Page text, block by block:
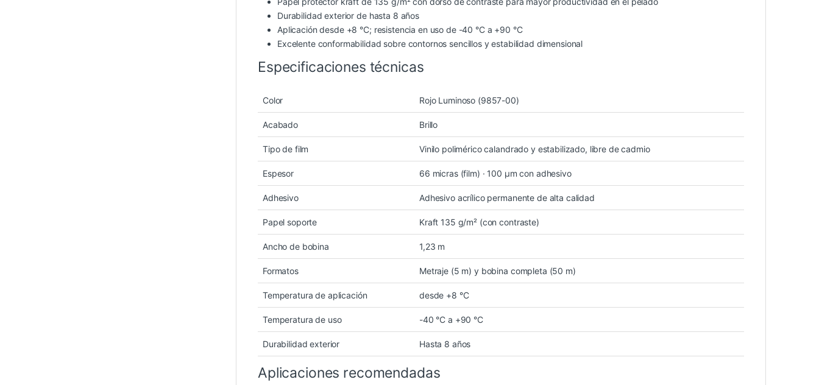
Durabilidad exterior de hasta 8 años
Aplicación desde +8 °C; resistencia en uso de -40 °C a +90 °C
Excelente conformabilidad sobre contornos sencillos y estabilidad dimensional
Especificaciones técnicas
Color Rojo Luminoso (9857-00)
Acabado Brillo
Tipo de film Vinilo polimérico calandrado y estabilizado, libre de cadmio
Espesor 66 micras (film) · 100 µm con adhesivo
Adhesivo Adhesivo acrílico permanente de alta calidad
Papel soporte Kraft 135 g/m² (con contraste)
Ancho de bobina 1,23 m
Formatos Metraje (5 m) y bobina completa (50 m)
Temperatura de aplicación desde +8 °C
Temperatura de uso -40 °C a +90 °C
Durabilidad exterior Hasta 8 años
Aplicaciones recomendadas